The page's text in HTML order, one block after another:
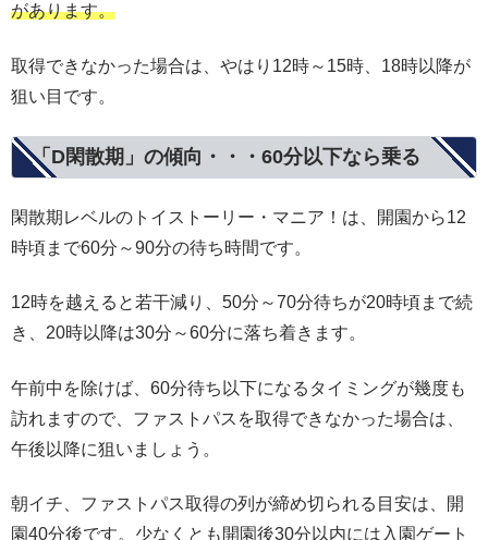
があります。
取得できなかった場合は、やはり12時～15時、18時以降が
狙い目です。
「D閑散期」の傾向・・・60分以下なら乗る
閑散期レベルのトイストーリー・マニア！は、開園から12
時頃まで60分～90分の待ち時間です。
12時を越えると若干減り、50分～70分待ちが20時頃まで続
き、20時以降は30分～60分に落ち着きます。
午前中を除けば、60分待ち以下になるタイミングが幾度も
訪れますので、ファストパスを取得できなかった場合は、
午後以降に狙いましょう。
朝イチ、ファストパス取得の列が締め切られる目安は、開
園40分後です。少なくとも開園後30分以内には入園ゲート